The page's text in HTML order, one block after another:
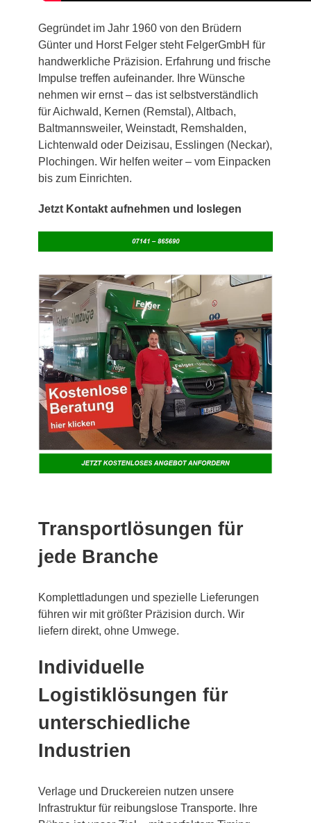
Gegründet im Jahr 1960 von den Brüdern
Günter und Horst Felger steht FelgerGmbH für
handwerkliche Präzision. Erfahrung und frische
Impulse treffen aufeinander. Ihre Wünsche
nehmen wir ernst – das ist selbstverständlich
für Aichwald, Kernen (Remstal), Altbach,
Baltmannsweiler, Weinstadt, Remshalden,
Lichtenwald oder Deizisau, Esslingen (Neckar),
Plochingen. Wir helfen weiter – vom Einpacken
bis zum Einrichten.
Jetzt Kontakt aufnehmen und loslegen
Transportlösungen für
jede Branche
Komplettladungen und spezielle Lieferungen
führen wir mit größter Präzision durch. Wir
liefern direkt, ohne Umwege.
Individuelle
Logistiklösungen für
unterschiedliche
Industrien
Verlage und Druckereien nutzen unsere
Infrastruktur für reibungslose Transporte. Ihre